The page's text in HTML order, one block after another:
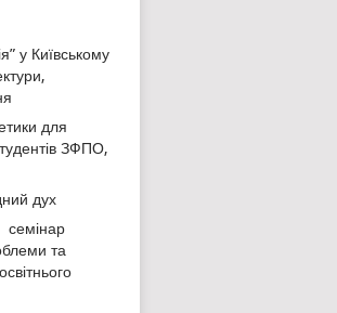
у Київському
для
ЗФПО,
дух
семінар
та